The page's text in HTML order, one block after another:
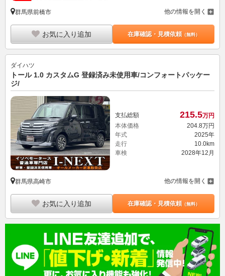
群馬県前橋市 他の情報を開く
お気に入り追加 在庫確認・見積依頼（無料）
ダイハツ
トール 1.0 カスタムG 登録済み未使用車/コンフォートパッケー
ジ/
支払総額 215.5万円
本体価格
204. 8万円
年式
2025年
走行
10.0km
車検
2028年12月
群馬県高崎市 他の情報を開く
お気に入り追加 在庫確認・見積依頼（無料）